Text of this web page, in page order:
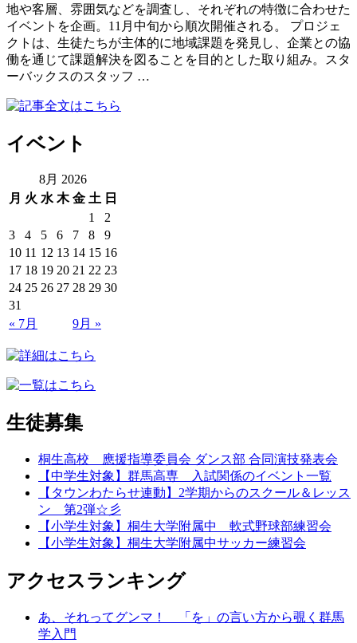
地や客層、雰囲気などを調査し、それぞれの特徴に合わせた
イベントを企画。11月中旬から順次開催される。 プロジェ
クトは、生徒たちが主体的に地域課題を発見し、企業との協
働を通じて課題解決を図ることを目的とした取り組み。スタ
ーバックスのスタッフ …
イベント
8月 2026
月 火 水 木 金 土 日
1
2
3
4 5 6 7 8
9
10 11 12 13 14 15 16
17 18 19 20 21 22 23
24 25 26 27 28 29 30
31
« 7月
9月 »
生徒募集
桐生高校 應援指導委員会 ダンス部 合同演技発表会
【中学生対象】群馬高専 入試関係のイベント一覧
【タウンわたらせ連動】2学期からのスクール＆レッス
ン 第2弾☆彡
【小学生対象】桐生大学附属中 軟式野球部練習会
【小学生対象】桐生大学附属中サッカー練習会
アクセスランキング
あ、それってグンマ！ 「を」の言い方から覗く群馬
学入門